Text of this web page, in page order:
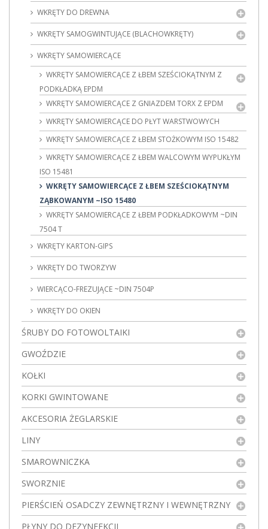
WKRĘTY DO DREWNA
WKRĘTY SAMOGWINTUJĄCE (BLACHOWKRĘTY)
WKRĘTY SAMOWIERCĄCE
WKRĘTY SAMOWIERCĄCE Z ŁBEM SZEŚCIOKĄTNYM Z
PODKŁADKĄ EPDM
WKRĘTY SAMOWIERCĄCE Z GNIAZDEM TORX Z EPDM
WKRĘTY SAMOWIERCĄCE DO PŁYT WARSTWOWYCH
WKRĘTY SAMOWIERCĄCE Z ŁBEM STOŻKOWYM ISO 15482
WKRĘTY SAMOWIERCĄCE Z ŁBEM WALCOWYM WYPUKŁYM
ISO 15481
WKRĘTY SAMOWIERCĄCE Z ŁBEM SZEŚCIOKĄTNYM
ZĄBKOWANYM ~ISO 15480
WKRĘTY SAMOWIERCĄCE Z ŁBEM PODKŁADKOWYM ~DIN
7504 T
WKRĘTY KARTON-GIPS
WKRĘTY DO TWORZYW
WIERCĄCO-FREZUJĄCE ~DIN 7504P
WKRĘTY DO OKIEN
ŚRUBY DO FOTOWOLTAIKI
GWOŹDZIE
KOŁKI
KORKI GWINTOWANE
AKCESORIA ŻEGLARSKIE
LINY
SMAROWNICZKA
SWORZNIE
PIERŚCIEŃ OSADCZY ZEWNĘTRZNY I WEWNĘTRZNY
PŁYNY DO DEZYNFEKCJI